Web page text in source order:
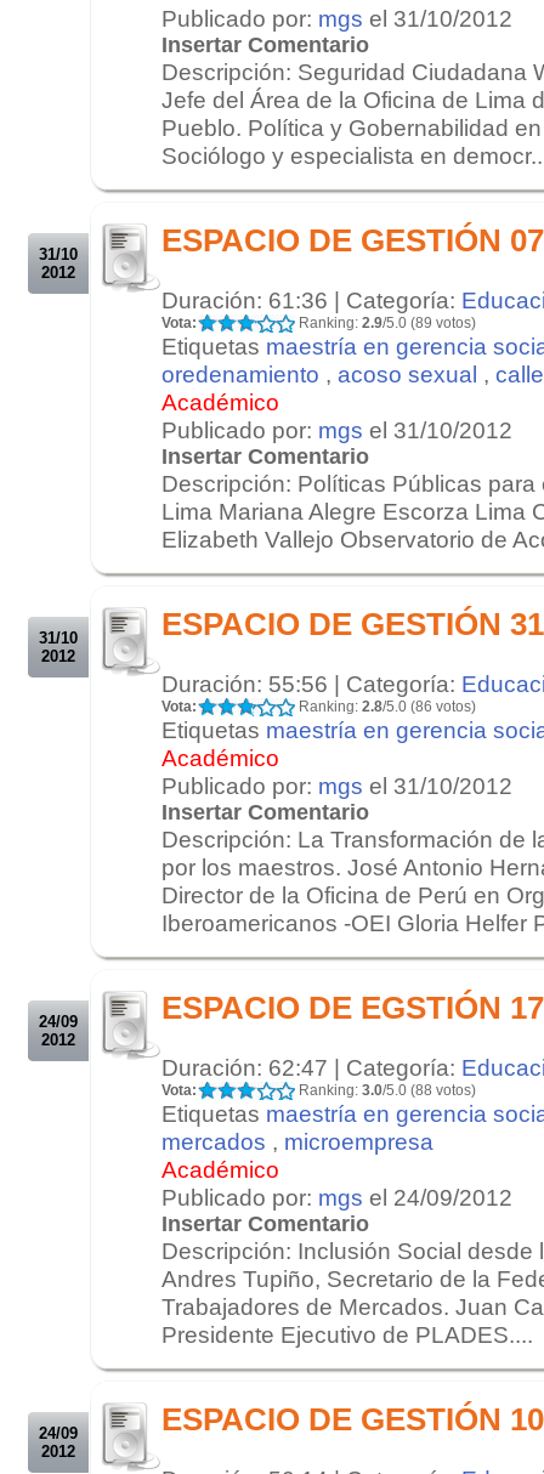
Publicado por: mgs el 31/10/2012
Insertar Comentario
Descripción: Seguridad Ciudadana
Jefe del Área de la Oficina de Lima
Pueblo. Política y Gobernabilidad
Sociólogo y especialista en
31/10
2012
ESPACIO DE GESTIÓN
Duración: 61:36 | Categoría:
Vota: Ranking: 2.9/5.0 (89 votos)
Etiquetas maestría en gerencia
oredenamiento , acoso sexual , calle
Académico
Publicado por: mgs el 31/10/2012
Insertar Comentario
Descripción: Políticas Públicas
Lima Mariana Alegre Escorza Lima
Elizabeth Vallejo Observatorio de
31/10
2012
ESPACIO DE GESTIÓN
Duración: 55:56 | Categoría:
Vota: Ranking: 2.8/5.0 (86 votos)
Etiquetas maestría en gerencia
Académico
Publicado por: mgs el 31/10/2012
Insertar Comentario
Descripción: La Transformación de
por los maestros. José Antonio
Director de la Oficina de Perú en
Iberoamericanos -OEI Gloria Helfer
24/09
2012
ESPACIO DE EGSTIÓN
Duración: 62:47 | Categoría:
Vota: Ranking: 3.0/5.0 (88 votos)
Etiquetas maestría en gerencia
mercados , microempresa
Académico
Publicado por: mgs el 24/09/2012
Insertar Comentario
Descripción: Inclusión Social desde
Andres Tupiño, Secretario de la
Trabajadores de Mercados. Juan
Presidente Ejecutivo de PLADES....
24/09
2012
ESPACIO DE GESTIÓN